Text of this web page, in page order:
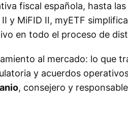
fiscal española, hasta
y MiFID II, myETF
en todo el proceso de
al mercado: lo que
y acuerdos
, consejero y